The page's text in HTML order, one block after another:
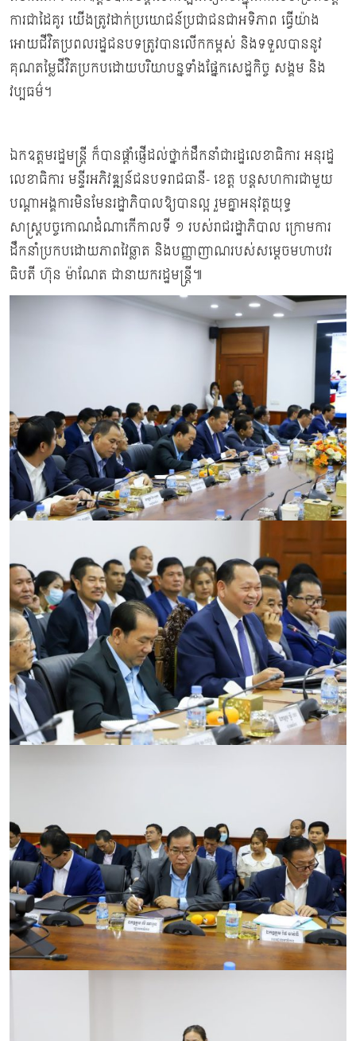
ការជាដៃគូរ​ យេីងត្រូវដាក់ប្រយោជន៍ប្រជាជនជាអទិភាព ធ្វេីយ៉ាង
អោយជីវិតប្រពលរដ្ឋជនបទត្រូវបានលើកកម្ពស់ និងទទួលបាននូវ
គុណតម្លៃជីវិតប្រកបដោយបរិយាបន្នទាំងផ្នែកសេដ្ឋកិច្ច​ សង្គម​ និង
វប្បធម៌។
ឯកឧត្ដមរដ្ឋមន្រ្ដី ក៏បានផ្តាំផ្ញេីដល់ថ្នាក់ដឹកនាំជារដ្ឋលេខាធិការ អនុរដ្ឋ
លេខាធិការ មន្ទីរអភិវឌ្ឍន៍ជនបទរាជធានី- ខេត្ត បន្តសហការជាមួយ
បណ្ដាអង្គការមិនមែនរដ្ឋាភិបាលឱ្យបានល្អ រួមគ្នាអនុវត្តយុទ្ធ
សាស្រ្ដបច្ចកោណដំណាកើកាលទី ១ របស់រាជរដ្ឋាភិបាល ក្រោមការ
ដឹកនាំប្រកបដោយភាពវៃឆ្លាត និងបញ្ញាញាណរបស់សម្ដេចមហាបវរ
ធិបតី ហ៊ុន ម៉ាណែត ជានាយករដ្ឋមន្រ្ដី៕